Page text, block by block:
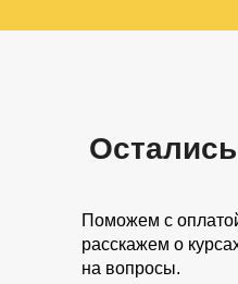
Поможем с
расскажем о
на вопросы.